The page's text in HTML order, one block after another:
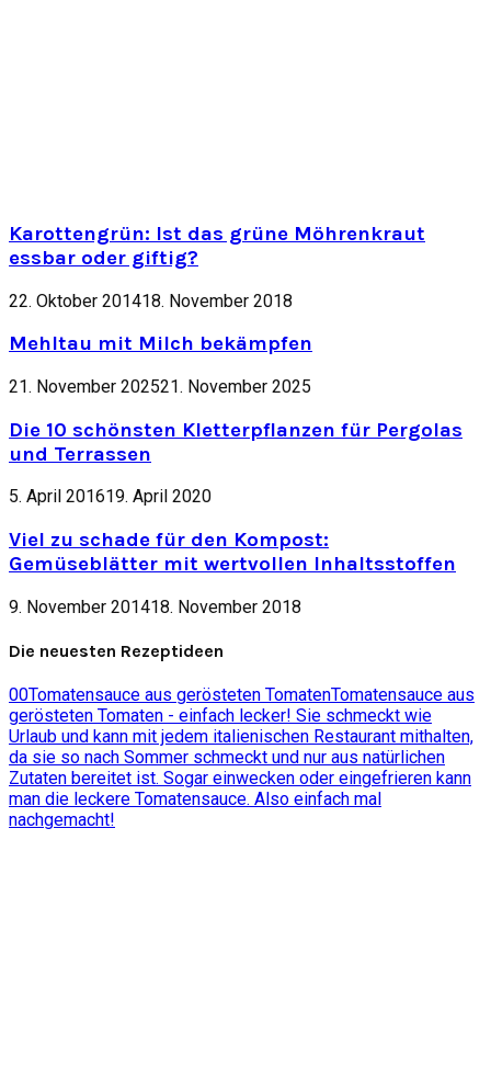
Karottengrün: Ist das grüne Möhrenkraut
essbar oder giftig?
22. Oktober 201418. November 2018
Mehltau mit Milch bekämpfen
21. November 202521. November 2025
Die 10 schönsten Kletterpflanzen für Pergolas
und Terrassen
5. April 201619. April 2020
Viel zu schade für den Kompost:
Gemüseblätter mit wertvollen Inhaltsstoffen
9. November 201418. November 2018
Die neuesten Rezeptideen
00Tomatensauce aus gerösteten TomatenTomatensauce aus
gerösteten Tomaten - einfach lecker! Sie schmeckt wie
Urlaub und kann mit jedem italienischen Restaurant mithalten,
da sie so nach Sommer schmeckt und nur aus natürlichen
Zutaten bereitet ist. Sogar einwecken oder eingefrieren kann
man die leckere Tomatensauce. Also einfach mal
nachgemacht!